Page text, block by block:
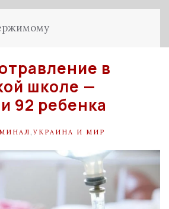
в
школе —
92 ребенка
УКРАИНА И МИР